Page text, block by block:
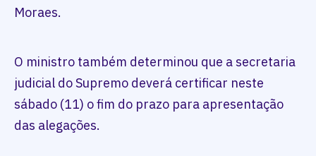
Moraes.
O ministro também determinou que a secretaria
judicial do Supremo deverá certificar neste
sábado (11) o fim do prazo para apresentação
das alegações.